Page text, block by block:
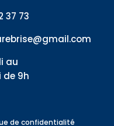
37 73
au
de 9h
de confidentialité